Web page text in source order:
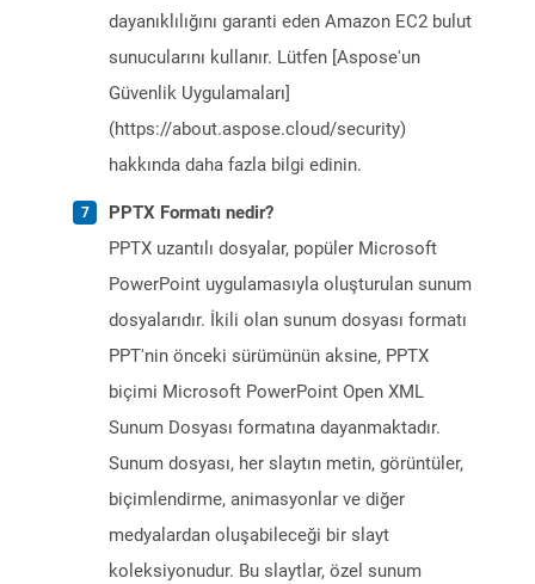
dayanıklılığını garanti eden Amazon EC2 bulut
sunucularını kullanır. Lütfen [Aspose'un
Güvenlik Uygulamaları]
(https://about.aspose.cloud/security)
hakkında daha fazla bilgi edinin.
PPTX Formatı nedir?
PPTX uzantılı dosyalar, popüler Microsoft
PowerPoint uygulamasıyla oluşturulan sunum
dosyalarıdır. İkili olan sunum dosyası formatı
PPT'nin önceki sürümünün aksine, PPTX
biçimi Microsoft PowerPoint Open XML
Sunum Dosyası formatına dayanmaktadır.
Sunum dosyası, her slaytın metin, görüntüler,
biçimlendirme, animasyonlar ve diğer
medyalardan oluşabileceği bir slayt
koleksiyonudur. Bu slaytlar, özel sunum